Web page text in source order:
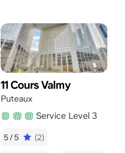
11 Cours Valmy
Puteaux
Service Level 3
5/5 (2)